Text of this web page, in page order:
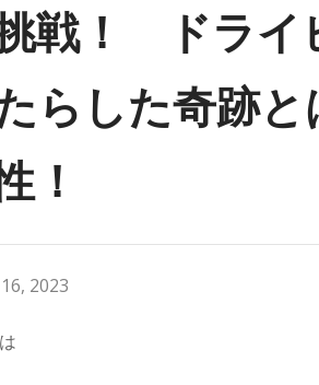
戦！ ドライ
らした奇跡
！
2023